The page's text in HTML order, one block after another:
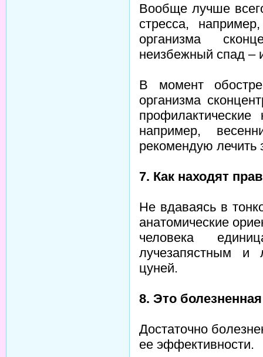
Вообще лучше
стресса,
организма
неизбежный спад –
В момент
организма
например,
рекомендую лечить
7. Как находят
Не вдаваясь в
анатомические
человека
лучезапястным и
цуней.
8. Это
Достаточно
ее эффективности.